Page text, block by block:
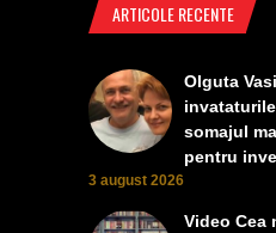
ARTICOLE RECENTE
Olguta
somajul
pentru
3 august 2026
Video Cea